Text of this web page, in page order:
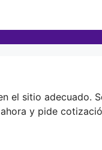
el sitio adecuado.
ahora y pide